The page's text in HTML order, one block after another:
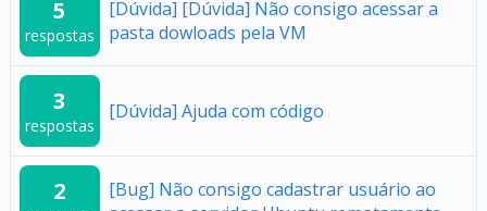
5
respostas
[Dúvida] [Dúvida] Não consigo acessar a
pasta dowloads pela VM
3
respostas
[Dúvida] Ajuda com código
2
[Bug] Não consigo cadastrar usuário ao